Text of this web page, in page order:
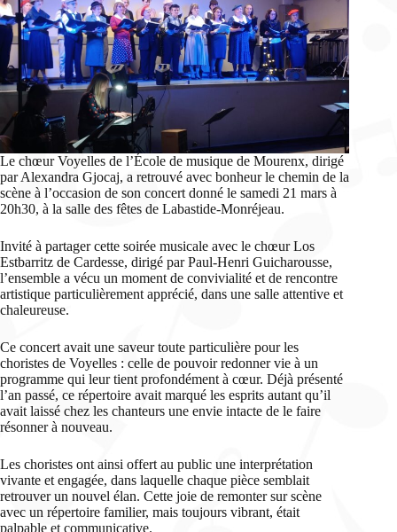
Le chœur Voyelles de l’École de musique de Mourenx, dirigé
par Alexandra Gjocaj, a retrouvé avec bonheur le chemin de la
scène à l’occasion de son concert donné le samedi 21 mars à
20h30, à la salle des fêtes de Labastide-Monréjeau.
Invité à partager cette soirée musicale avec le chœur Los
Estbarritz de Cardesse, dirigé par Paul-Henri Guicharousse,
l’ensemble a vécu un moment de convivialité et de rencontre
artistique particulièrement apprécié, dans une salle attentive et
chaleureuse.
Ce concert avait une saveur toute particulière pour les
choristes de Voyelles : celle de pouvoir redonner vie à un
programme qui leur tient profondément à cœur. Déjà présenté
l’an passé, ce répertoire avait marqué les esprits autant qu’il
avait laissé chez les chanteurs une envie intacte de le faire
résonner à nouveau.
Les choristes ont ainsi offert au public une interprétation
vivante et engagée, dans laquelle chaque pièce semblait
retrouver un nouvel élan. Cette joie de remonter sur scène
avec un répertoire familier, mais toujours vibrant, était
palpable et communicative.